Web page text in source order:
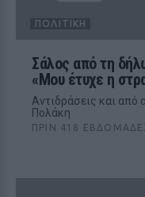
ΠΟΛΙΤΙΚΉ
Σάλος από τη
«Μου έτυχε η
Αντιδράσεις και
Πολάκη
ΠΡΙΝ 418